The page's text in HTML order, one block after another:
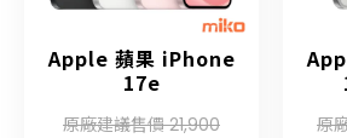
Apple 蘋果 iPhone
17e
原廠建議售價 21,900
原